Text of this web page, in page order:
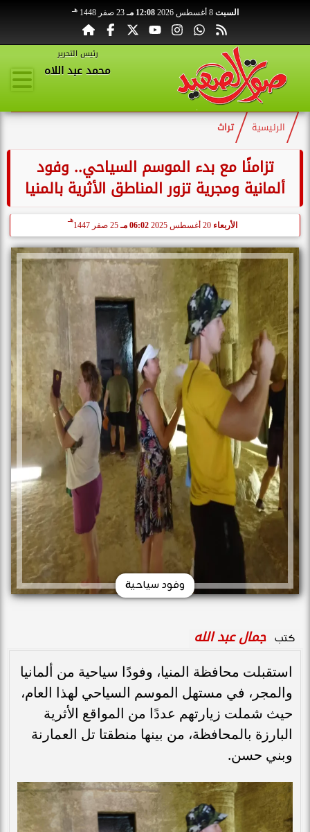
السبت 8 أغسطس 2026 12:08 مـ 23 صفر 1448 هـ
رئيس التحرير
محمد عبد اللاه
الرئيسية تراث
تزامنًا مع بدء الموسم السياحي.. وفود
ألمانية ومجرية تزور المناطق الأثرية بالمنيا
الأربعاء 20 أغسطس 2025 06:02 مـ 25 صفر 1447
هـ
وفود سياحية
كتب جمال عبد الله
استقبلت محافظة المنيا، وفودًا سياحية من ألمانيا
والمجر، في مستهل الموسم السياحي لهذا العام،
حيث شملت زيارتهم عددًا من المواقع الأثرية
البارزة بالمحافظة، من بينها منطقتا تل العمارنة
وبني حسن.